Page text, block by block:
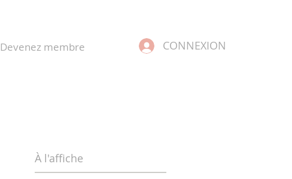
Devenez membre CONNEXION
À l'affiche